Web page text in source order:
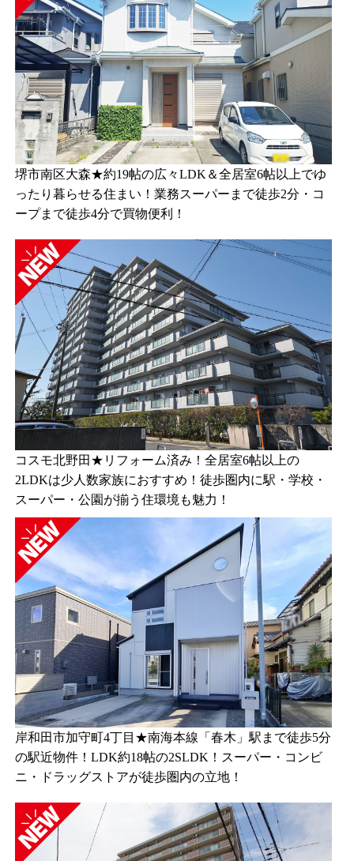
堺市南区大森★約19帖の広々LDK＆全居室6帖以上でゆ
ったり暮らせる住まい！業務スーパーまで徒歩2分・コ
ープまで徒歩4分で買物便利！
コスモ北野田★リフォーム済み！全居室6帖以上の
2LDKは少人数家族におすすめ！徒歩圏内に駅・学校・
スーパー・公園が揃う住環境も魅力！
岸和田市加守町4丁目★南海本線「春木」駅まで徒歩5分
の駅近物件！LDK約18帖の2SLDK！スーパー・コンビ
ニ・ドラッグストアが徒歩圏内の立地！